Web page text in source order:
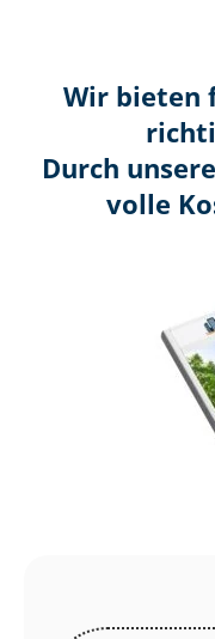
Wir bieten
Durch
volle